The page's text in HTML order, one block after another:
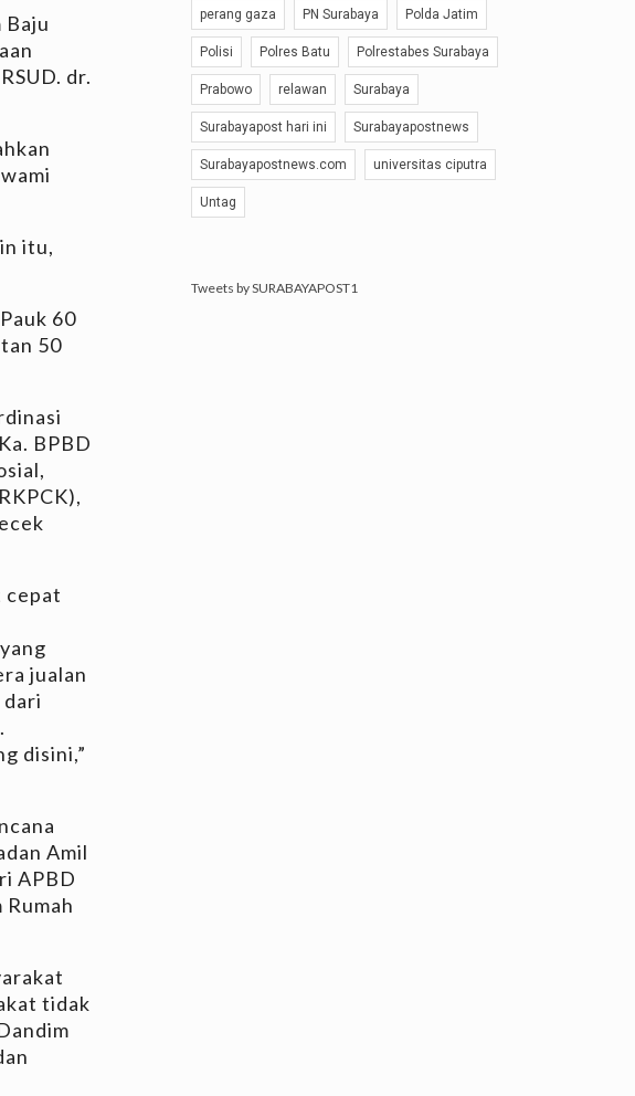
Baju
dr.
itu,
60
50
BPBD
cepat
jualan
disini,”
Amil
APBD
tidak
perang gaza PN Surabaya Polda Jatim
Polisi Polres Batu Polrestabes Surabaya
Prabowo relawan Surabaya
Surabayapost hari ini Surabayapostnews
Surabayapostnews.com universitas ciputra
Untag
Tweets by SURABAYAPOST1